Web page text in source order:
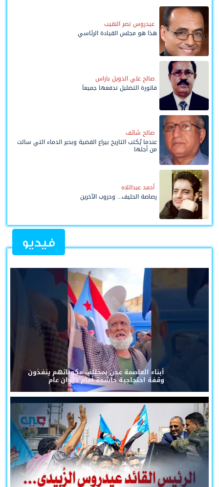
عيدروس نصر النقيب
هذا هو مجلس القيادة الرئاسي
صالح علي الدويل باراس
فاتورة التضليل ندفعها جميعاً
صالح شائف
عندما يُكتب التاريخ بيراع القضية وبحبر الدماء التي سالت
من أجلها
أحمد عبداللاه
رصاصة الحليف... وحروب الآخرين
فيديو
أبناء العاصمة عدن بمختلف مكوناتهم ينفذون
وقفة احتجاجية حاشدة أمام ديوان عام